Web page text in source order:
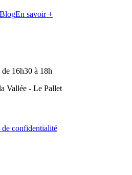
BlogEn savoir +
16h30 à 18h
Vallée - Le Pallet
confidentialité